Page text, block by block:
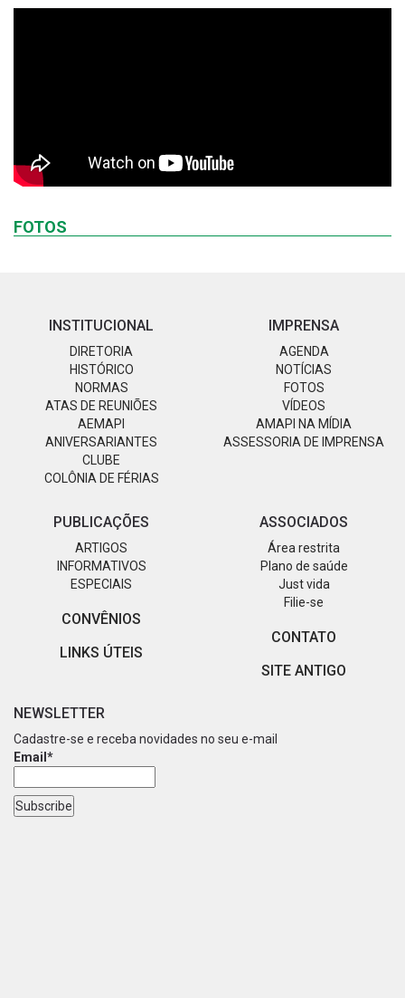
FOTOS
INSTITUCIONAL
DIRETORIA
HISTÓRICO
NORMAS
ATAS DE REUNIÕES
AEMAPI
ANIVERSARIANTES
CLUBE
COLÔNIA DE FÉRIAS
IMPRENSA
AGENDA
NOTÍCIAS
FOTOS
VÍDEOS
AMAPI NA MÍDIA
ASSESSORIA DE IMPRENSA
PUBLICAÇÕES
ARTIGOS
INFORMATIVOS
ESPECIAIS
CONVÊNIOS
LINKS ÚTEIS
ASSOCIADOS
Área restrita
Plano de saúde
Just vida
Filie-se
CONTATO
SITE ANTIGO
NEWSLETTER
Cadastre-se e receba novidades no seu e-mail
Email*